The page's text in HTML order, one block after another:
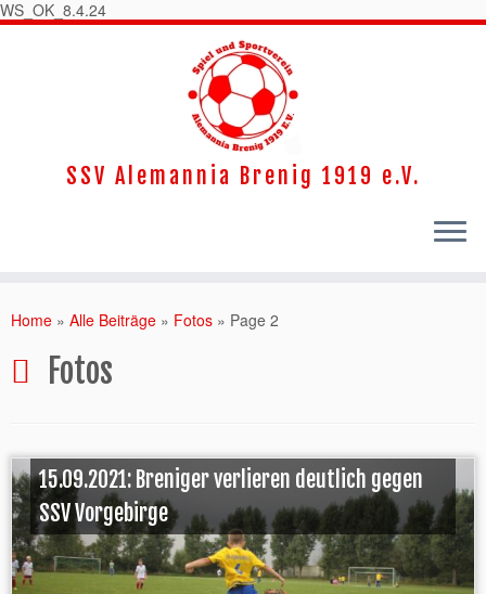
WS_OK_8.4.24
SSV Alemannia Brenig 1919 e.V.
Home » Alle Beiträge » Fotos » Page 2
Fotos
15.09.2021: Breniger verlieren deutlich gegen
SSV Vorgebirge